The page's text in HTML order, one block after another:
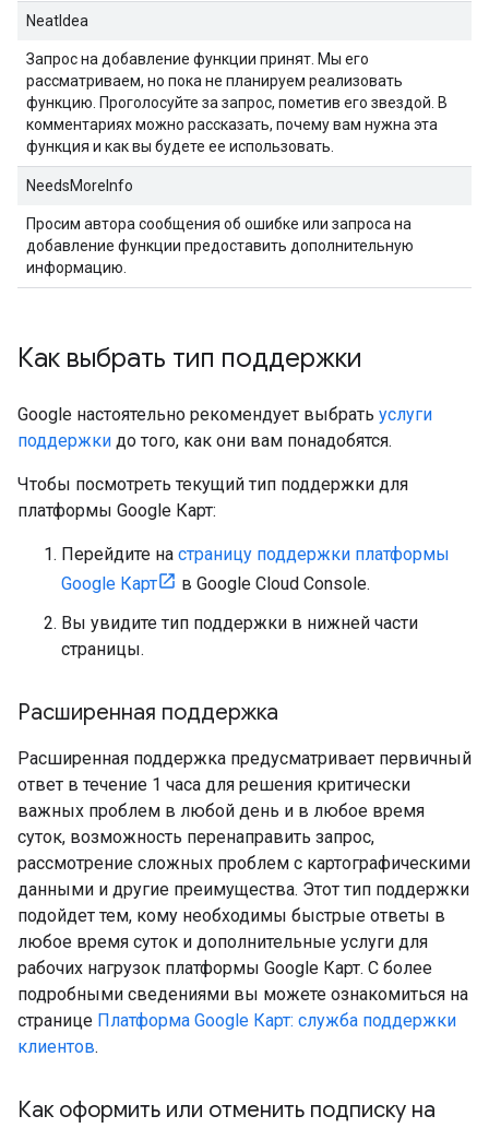
NeatIdea
Запрос на добавление функции принят. Мы его
рассматриваем, но пока не планируем реализовать
функцию. Проголосуйте за запрос, пометив его звездой. В
комментариях можно рассказать, почему вам нужна эта
функция и как вы будете ее использовать.
NeedsMoreInfo
Просим автора сообщения об ошибке или запроса на
добавление функции предоставить дополнительную
информацию.
Как выбрать тип поддержки
Google настоятельно рекомендует выбрать услуги
поддержки до того, как они вам понадобятся.
Чтобы посмотреть текущий тип поддержки для
платформы Google Карт:
Перейдите на страницу поддержки платформы
Google Карт
в Google Cloud Console.
Вы увидите тип поддержки в нижней части
страницы.
Расширенная поддержка
Расширенная поддержка предусматривает первичный
ответ в течение 1 часа для решения критически
важных проблем в любой день и в любое время
суток, возможность перенаправить запрос,
рассмотрение сложных проблем с картографическими
данными и другие преимущества. Этот тип поддержки
подойдет тем, кому необходимы быстрые ответы в
любое время суток и дополнительные услуги для
рабочих нагрузок платформы Google Карт. С более
подробными сведениями вы можете ознакомиться на
странице Платформа Google Карт: служба поддержки
клиентов.
Как оформить или отменить подписку на